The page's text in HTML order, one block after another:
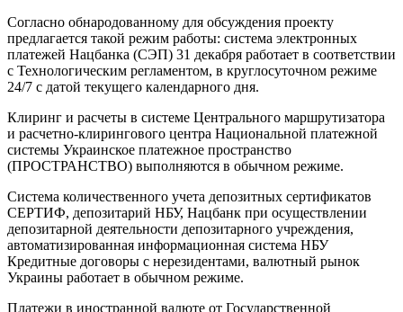
Согласно обнародованному для обсуждения проекту
предлагается такой режим работы: система электронных
платежей Нацбанка (СЭП) 31 декабря работает в соответствии
с Технологическим регламентом, в круглосуточном режиме
24/7 с датой текущего календарного дня.
Клиринг и расчеты в системе Центрального маршрутизатора
и расчетно-клирингового центра Национальной платежной
системы Украинское платежное пространство
(ПРОСТРАНСТВО) выполняются в обычном режиме.
Система количественного учета депозитных сертификатов
СЕРТИФ, депозитарий НБУ, Нацбанк при осуществлении
депозитарной деятельности депозитарного учреждения,
автоматизированная информационная система НБУ
Кредитные договоры с нерезидентами, валютный рынок
Украины работает в обычном режиме.
Платежи в иностранной валюте от Государственной